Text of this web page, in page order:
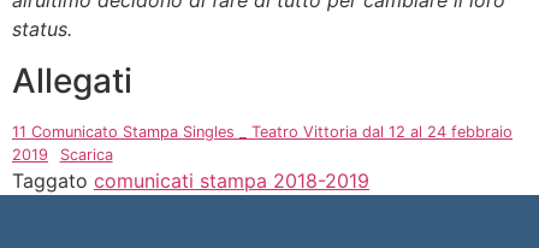
status.
Allegati
11 Comunicato Stampa Singles _ Teatro Vittoria dal 12 al 24 febbraio
2019
Scarica
Taggato comunicati stampa 2018-2019